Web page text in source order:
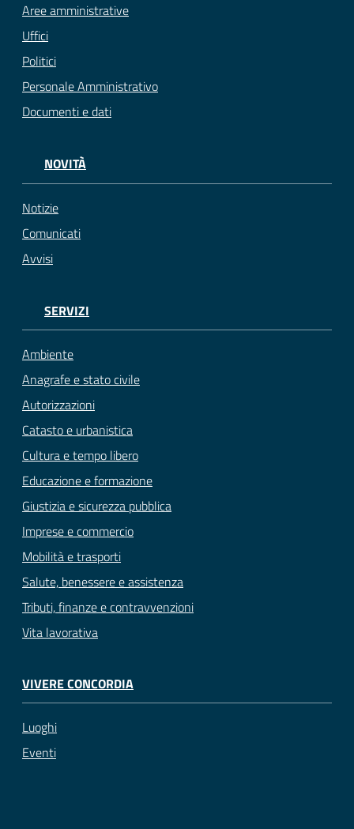
Aree amministrative
Uffici
Politici
Personale Amministrativo
Documenti e dati
NOVITÀ
Notizie
Comunicati
Avvisi
SERVIZI
Ambiente
Anagrafe e stato civile
Autorizzazioni
Catasto e urbanistica
Cultura e tempo libero
Educazione e formazione
Giustizia e sicurezza pubblica
Imprese e commercio
Mobilità e trasporti
Salute, benessere e assistenza
Tributi, finanze e contravvenzioni
Vita lavorativa
VIVERE CONCORDIA
Luoghi
Eventi